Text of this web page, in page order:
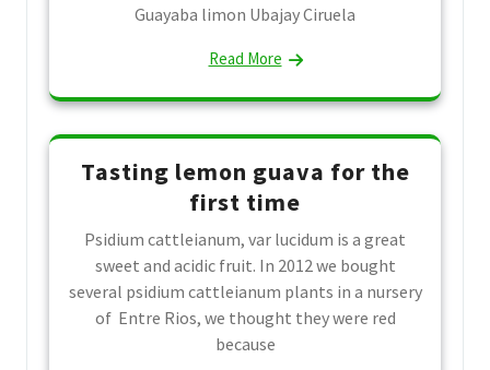
Guayaba limon Ubajay Ciruela
Read More
Tasting lemon guava for the
first time
Psidium cattleianum, var lucidum is a great
sweet and acidic fruit. In 2012 we bought
several psidium cattleianum plants in a nursery
of Entre Rios, we thought they were red
because